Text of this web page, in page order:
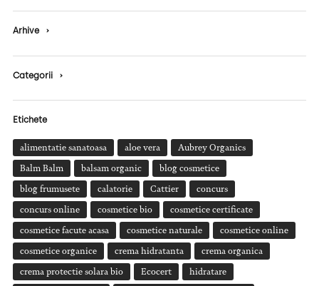
Arhive ›
Categorii ›
Etichete
alimentatie sanatoasa aloe vera Aubrey Organics
Balm Balm balsam organic blog cosmetice
blog frumusete calatorie Cattier concurs
concurs online cosmetice bio cosmetice certificate
cosmetice facute acasa cosmetice naturale cosmetice online
cosmetice organice crema hidratanta crema organica
crema protectie solara bio Ecocert hidratare